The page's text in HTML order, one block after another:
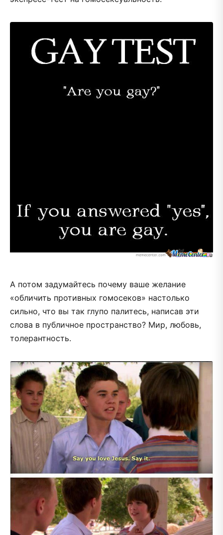
А потом задумайтесь почему ваше желание
«обличить противных гомосеков» настолько
сильно, что вы так глупо палитесь, написав эти
слова в публичное пространство? Мир, любовь,
толерантность.